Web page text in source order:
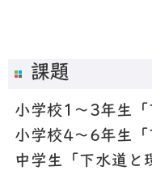
課題
小学校1～3年生「
小学校4～6年生「
中学生「下水道と